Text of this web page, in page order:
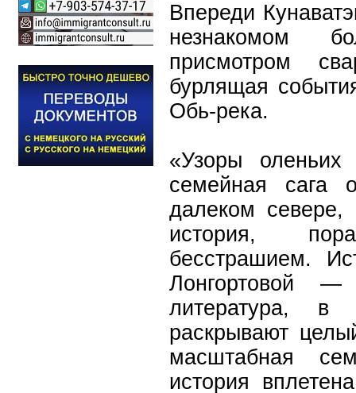
Впереди
незнакомом
присмотром
бурлящая
Обь-река.
«Узоры
семейная сага
далеком севере,
история,
бесстрашием.
Лонгортовой —
литература, в
раскрывают
масштабная
история